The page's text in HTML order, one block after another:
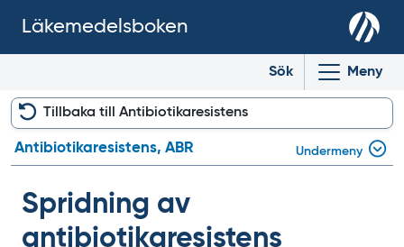
Läkemedelsboken
Sök Meny
Spridning av
antibiotikaresistens
Tillbaka till Antibiotikaresistens
Antibiotikaresistens, ABR Undermeny